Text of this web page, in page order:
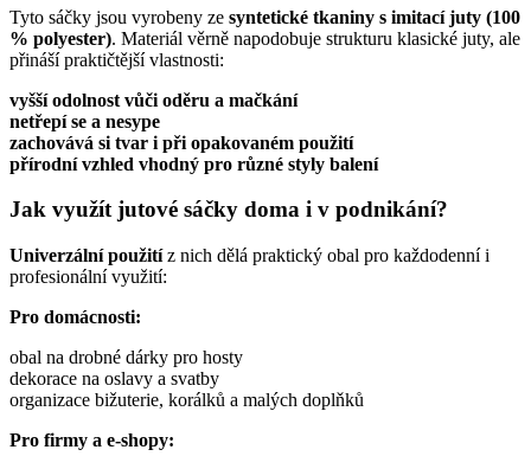
Tyto sáčky jsou vyrobeny ze syntetické tkaniny s imitací juty (100
% polyester). Materiál věrně napodobuje strukturu klasické juty, ale
přináší praktičtější vlastnosti:
vyšší odolnost vůči oděru a mačkání
netřepí se a nesype
zachovává si tvar i při opakovaném použití
přírodní vzhled vhodný pro různé styly balení
Jak využít jutové sáčky doma i v podnikání?
Univerzální použitíz nich dělá praktický obal pro každodenní i
profesionální využití:
Pro domácnosti:
obal na drobné dárky pro hosty
dekorace na oslavy a svatby
organizace bižuterie, korálků a malých doplňků
Pro firmy a e-shopy: